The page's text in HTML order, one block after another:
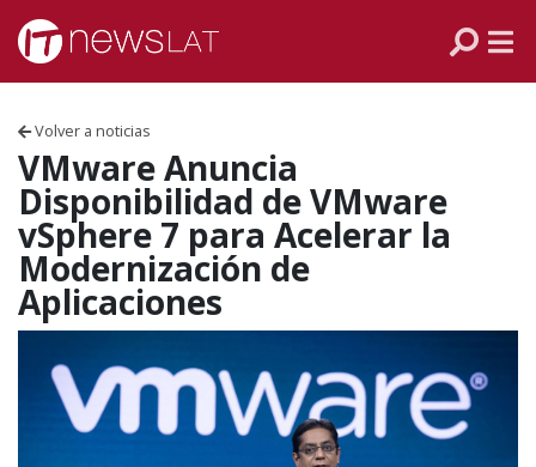
Skip to content
Volver a noticias
VMware Anuncia
Disponibilidad de VMware
vSphere 7 para Acelerar la
Modernización de
Aplicaciones
VENEZUELA
ECUADOR
PERÚ
CHILE
ARGENTINA
MÉXICO